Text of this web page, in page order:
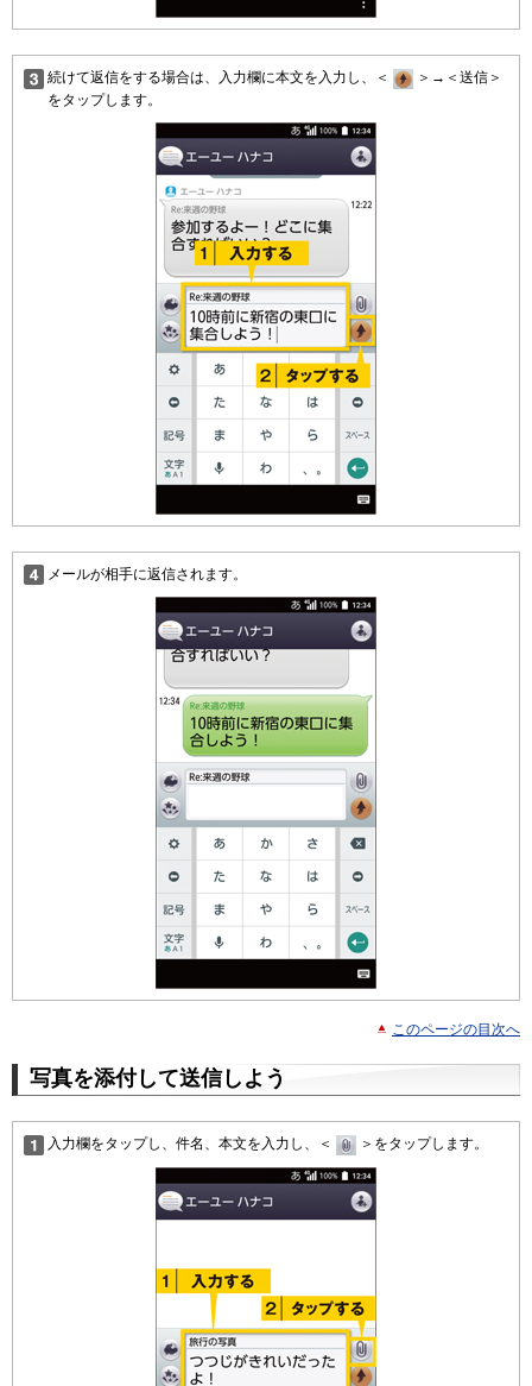
続けて返信をする場合は、入力欄に本文を入力し、＜
＞→＜送信＞
をタップします。
メールが相手に返信されます。
このページの目次へ
写真を添付して送信しよう
入力欄をタップし、件名、本文を入力し、＜ ＞をタップします。